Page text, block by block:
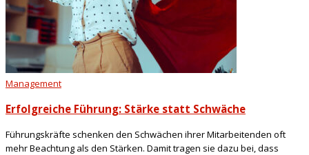
Management
Erfolgreiche Führung: Stärke statt Schwäche
Führungskräfte schenken den Schwächen ihrer Mitarbeitenden oft
mehr Beachtung als den Stärken. Damit tragen sie dazu bei, dass